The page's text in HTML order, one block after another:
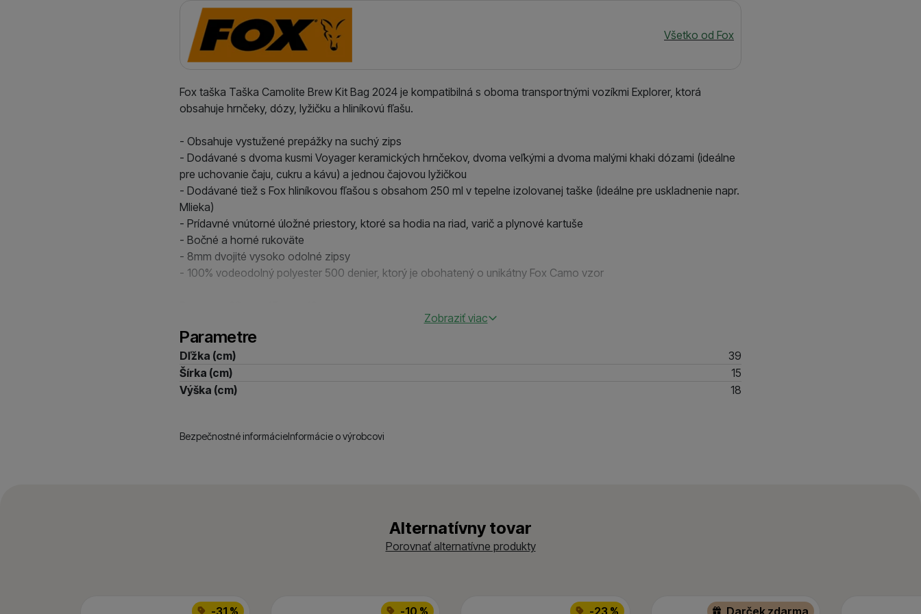
Marketingové cookies používame my aj naši dôveryhodní partneri, aby sme vám mohli zobrazovať ponuky,
ktoré vás skutočne zaujímajú — či už na našom webe, alebo na stránkach našich partnerov.
Výrobca
Všetko od Fox
Fox taška Taška Camolite Brew Kit Bag 2024 je kompatibilná s oboma transportnými vozíkmi Explorer, ktorá
obsahuje hrnčeky, dózy, lyžičku a hliníkovú fľašu.
- Obsahuje vystužené prepážky na suchý zips
- Dodávané s dvoma kusmi Voyager keramických hrnčekov, dvoma veľkými a dvoma malými khaki dózami (ideálne
pre uchovanie čaju, cukru a kávu) a jednou čajovou lyžičkou
- Dodávané tiež s Fox hliníkovou fľašou s obsahom 250 ml v tepelne izolovanej taške (ideálne pre uskladnenie napr.
Mlieka)
- Prídavné vnútorné úložné priestory, ktoré sa hodia na riad, varič a plynové kartuše
- Bočné a horné rukoväte
- 8mm dvojité vysoko odolné zipsy
- 100% vodeodolný polyester 500 denier, ktorý je obohatený o unikátny Fox Camo vzor
Zobraziť viac
Parametre
Dľžka (cm)
39
Šírka (cm)
15
Výška (cm)
18
Bezpečnostné informácieInformácie o výrobcovi
Alternatívny tovar
Porovnať alternatívne produkty
-31 % -10 % -23 % Darček zdarma